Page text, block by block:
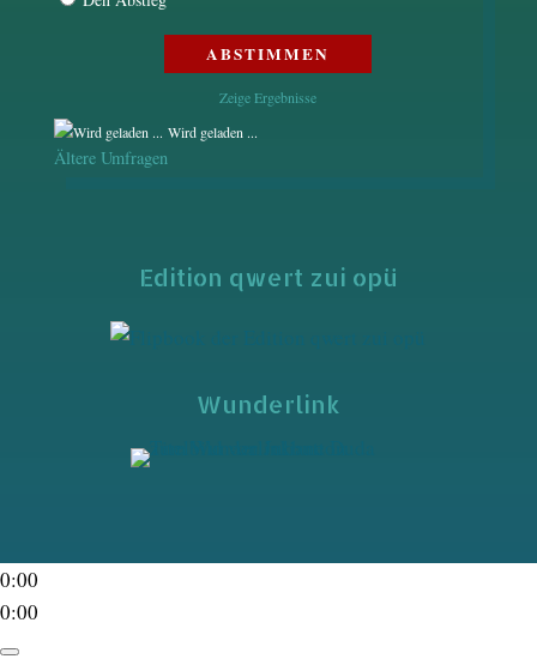
Zeige Ergebnisse
Wird geladen ...
Ältere Umfragen
Edition qwert zui opü
Wunderlink
0:00
0:00